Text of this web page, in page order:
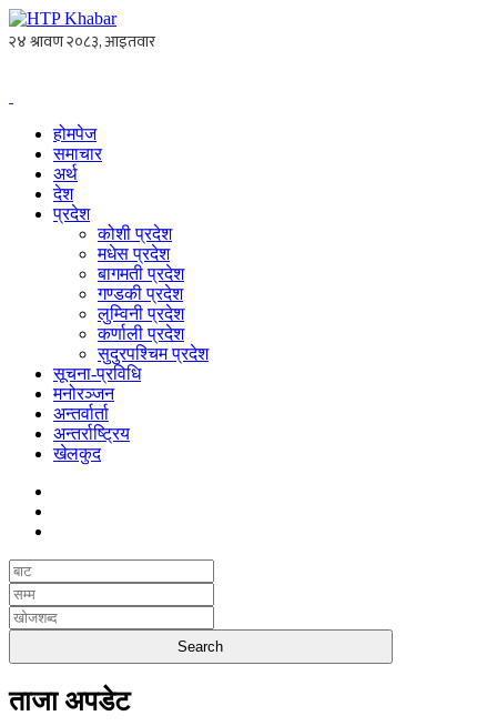
होमपेज
समाचार
अर्थ
देश
प्रदेश
कोशी प्रदेश
मधेस प्रदेश
बागमती प्रदेश
गण्डकी प्रदेश
लुम्विनी प्रदेश
कर्णाली प्रदेश
सुदुरपश्चिम प्रदेश
सूचना-प्रविधि
मनोरञ्जन
अन्तर्वार्ता
अन्तर्राष्ट्रिय
खेलकुद
ताजा अपडेट